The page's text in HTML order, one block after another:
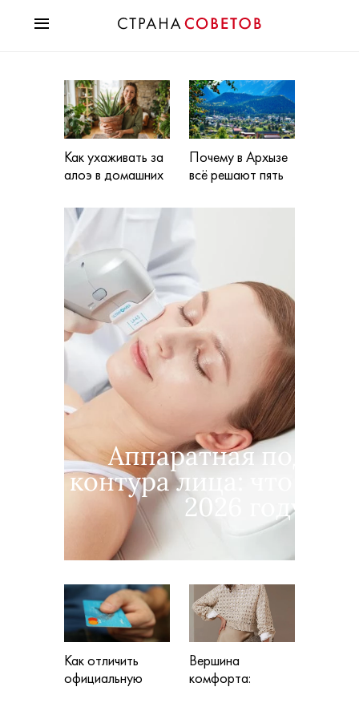
Гороскопы
Здоровье
Психология
Как ухаживать за
алоэ в домашних
эксперта-
растениевода
Почему в Архызе
всё решают пять
подъемника?
Аппаратная
контура лица: что
2026 году
Как отличить
официальную
Вершина
комфорта: